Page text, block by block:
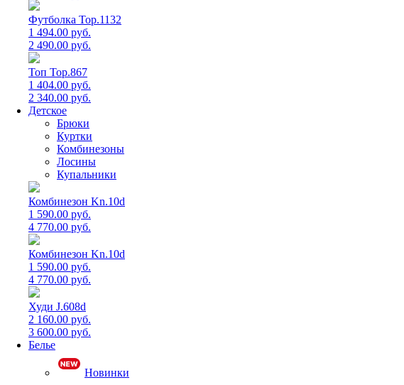
Футболка Top.1132
1 494.00 руб.
2 490.00 руб.
Топ Top.867
1 404.00 руб.
2 340.00 руб.
Детское
Брюки
Куртки
Комбинезоны
Лосины
Купальники
Комбинезон Kn.10d
1 590.00 руб.
4 770.00 руб.
Комбинезон Kn.10d
1 590.00 руб.
4 770.00 руб.
Худи J.608d
2 160.00 руб.
3 600.00 руб.
Белье
Новинки